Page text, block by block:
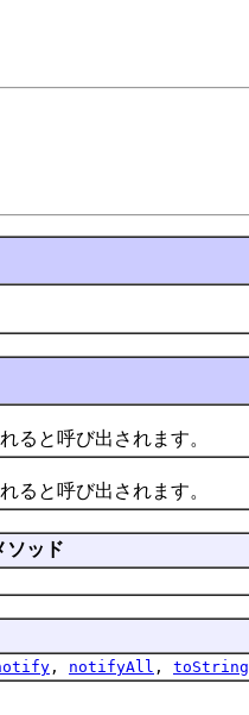
と呼び出されます。
と呼び出されます。
ソッド
, notifyAll , toString